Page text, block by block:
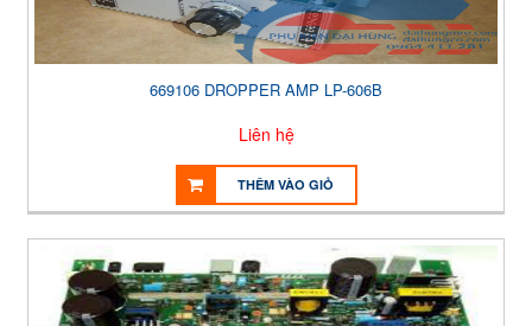
669106 DROPPER AMP LP-606B
Liên hệ
THÊM VÀO GIỎ